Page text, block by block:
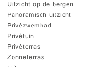
Uitzicht op de bergen
Panoramisch uitzicht
Privézwembad
Privétuin
Privéterras
Zonneterras